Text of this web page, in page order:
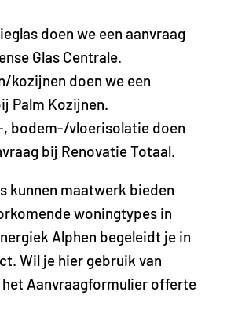
doen we een aanvraag
Glas Centrale.
kozijnen doen we een
Palm Kozijnen.
, bodem-/vloerisolatie doen
bij Renovatie Totaal.
kunnen maatwerk bieden
woningtypes in
Alphen begeleidt je in
Wil je hier gebruik van
het Aanvraagformulier offerte